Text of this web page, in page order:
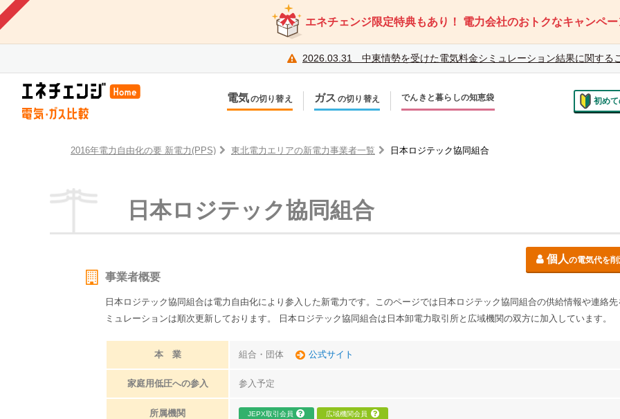
エネチェンジ限定特典もあり！ 電力会社のおトクなキャンペ
2026.03.31 中東情勢を受けた電気料金シミュレーション結果に関する
電気の切り替え ガス の切り替え でんきと暮らしの知恵袋 初め
2016年電力自由化の要 新電力(PPS) 東北電力エリアの新電力事業者一覧 日本ロジテック協同組合
日本ロジテック協同組合
個人の電気代を
事業者概要
日本ロジテック協同組合は電力自由化により参入した新電力です。このページでは日本ロジテック協同組合の供給情報や連絡
ミュレーションは順次更新しております。 日本ロジテック協同組合は日本卸電力取引所と広域機関の双方に加入しています。
本 業 組合・団体 公式サイト
家庭用低圧への参入 参入予定
所属機関 JEPX取引会員 広域機関会員